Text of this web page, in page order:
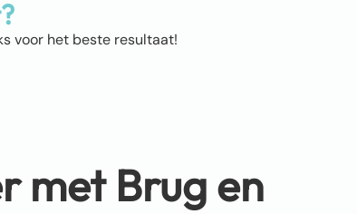
voor het beste resultaat!
met Brug en